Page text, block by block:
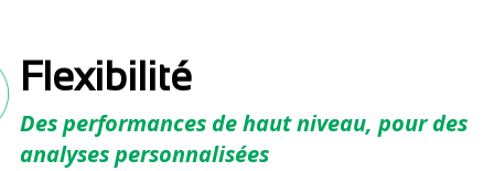
Flexibilité
Des performances de haut niveau, pour des
analyses personnalisées